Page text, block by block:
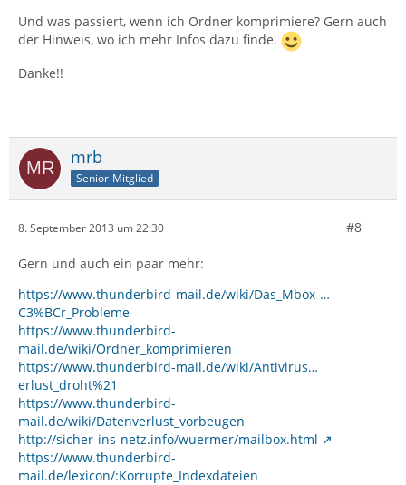
Und was passiert, wenn ich Ordner komprimiere? Gern auch
der Hinweis, wo ich mehr Infos dazu finde.
Danke!!
mrb
Senior-Mitglied
8. September 2013 um 22:30 #8
Gern und auch ein paar mehr:
https://www.thunderbird-mail.de/wiki/Das_Mbox-…
C3%BCr_Probleme
https://www.thunderbird-
mail.de/wiki/Ordner_komprimieren
https://www.thunderbird-mail.de/wiki/Antivirus…
erlust_droht%21
https://www.thunderbird-
mail.de/wiki/Datenverlust_vorbeugen
http://sicher-ins-netz.info/wuermer/mailbox.html
https://www.thunderbird-
mail.de/lexicon/:Korrupte_Indexdateien